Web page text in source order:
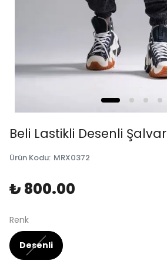
Beli Lastikli Desenli Şalvar
Ürün Kodu: MRX0372
₺ 800.00
Renk
Desenli